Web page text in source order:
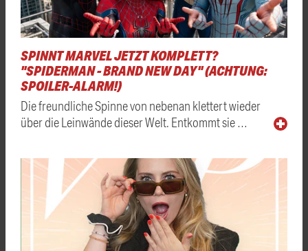
SPINNT MARVEL JETZT KOMPLETT?
"SPIDERMAN - BRAND NEW DAY" (ACHTUNG:
SPOILER-ALARM!)
Die freundliche Spinne von nebenan klettert wieder
über die Leinwände dieser Welt. Entkommt sie …